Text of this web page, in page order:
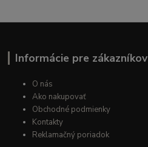
Informácie pre zákazníkov
O nás
Ako nakupovať
Obchodné podmienky
Kontakty
Reklamačný poriadok